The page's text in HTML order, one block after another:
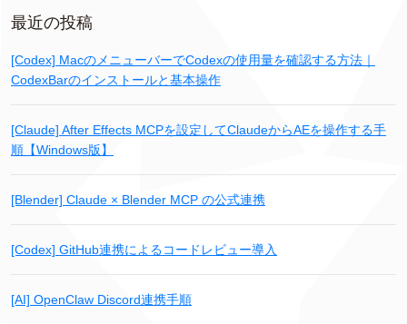
最近の投稿
[Codex] MacのメニューバーでCodexの使用量を確認する方法｜
CodexBarのインストールと基本操作
[Claude] After Effects MCPを設定してClaudeからAEを操作する手
順【Windows版】
[Blender] Claude × Blender MCP の公式連携
[Codex] GitHub連携によるコードレビュー導入
[AI] OpenClaw Discord連携手順